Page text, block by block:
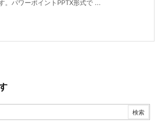
。パワーポイントPPTX形式で ...